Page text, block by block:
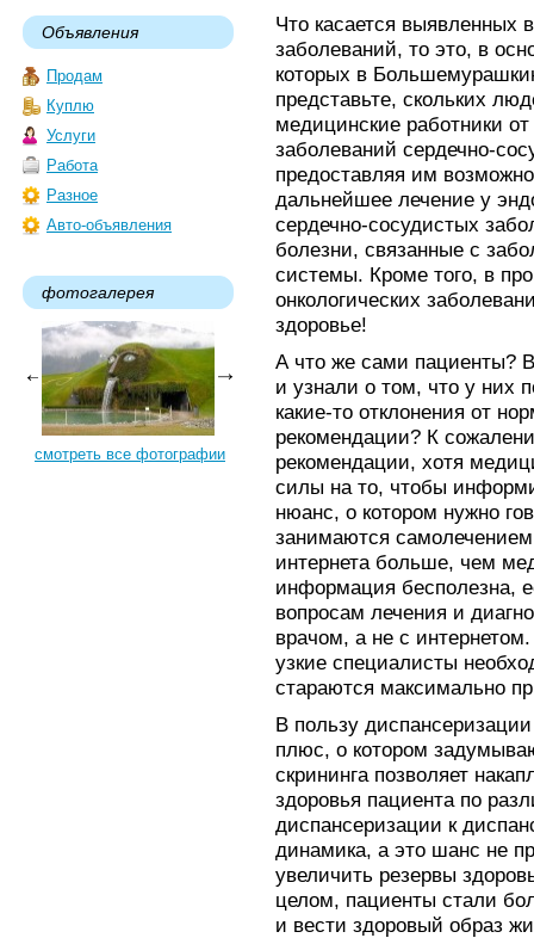
Объявления
Продам
Куплю
Услуги
Работа
Разное
Авто-объявления
фотогалерея
смотреть все фотографии
Что касается выявленных
заболеваний, то это, в
которых в
представьте, скольких
медицинские работники
заболеваний сердечно-
предоставляя им
дальнейшее лечение у
сердечно-сосудистых
болезни, связанные с
системы. Кроме того, в
онкологических
здоровье!
А что же сами пациенты?
и узнали о том, что у них
какие-то отклонения от
рекомендации? К
рекомендации, хотя
силы на то, чтобы
нюанс, о котором нужно
занимаются
интернета больше, чем
информация бесполезна,
вопросам лечения и
врачом, а не с
узкие специалисты
стараются максимально
В пользу
плюс, о котором
скрининга позволяет
здоровья пациента по
диспансеризации к
динамика, а это шанс не
увеличить резервы
целом, пациенты стали
и вести здоровый образ